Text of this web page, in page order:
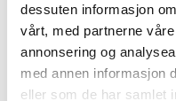
dessuten informasjon
vårt, med partnerne
annonsering og
med annen informasjon
eller som de har samlet
Støttes ikke av:
FRP